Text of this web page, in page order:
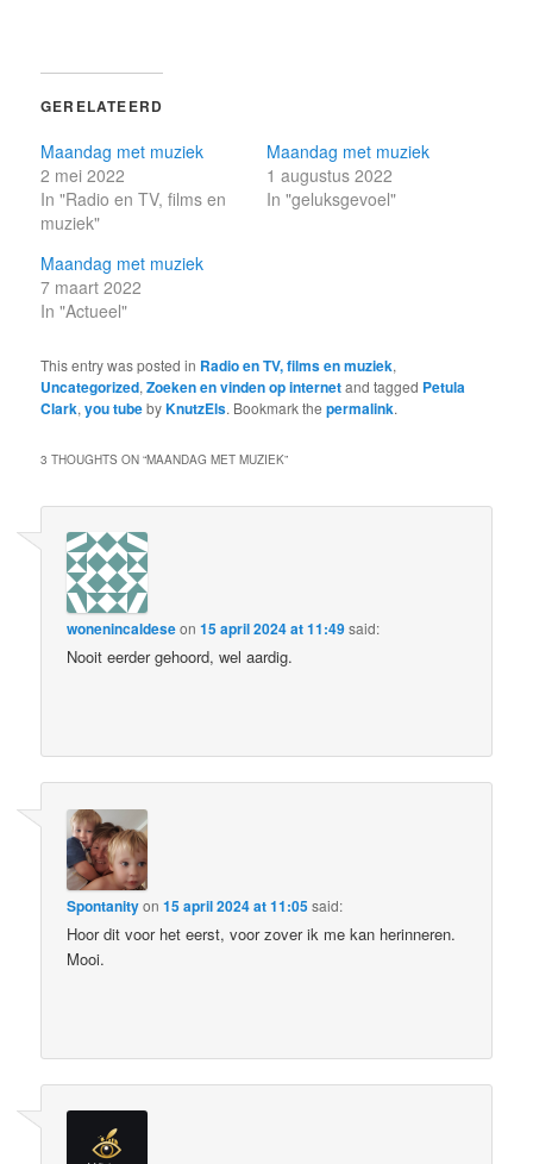
GERELATEERD
Maandag met muziek
2 mei 2022
In "Radio en TV, films en
muziek"
Maandag met muziek
1 augustus 2022
In "geluksgevoel"
Maandag met muziek
7 maart 2022
In "Actueel"
This entry was posted in Radio en TV, films en muziek,
Uncategorized,Zoeken en vinden op internetand tagged Petula
Clark,you tubebyKnutzEls. Bookmark thepermalink.
3 THOUGHTS ON “MAANDAG MET MUZIEK”
wonenincaldeseon15 april 2024 at 11:49said:
Nooit eerder gehoord, wel aardig.
Spontanityon15 april 2024 at 11:05said:
Hoor dit voor het eerst, voor zover ik me kan herinneren.
Mooi.